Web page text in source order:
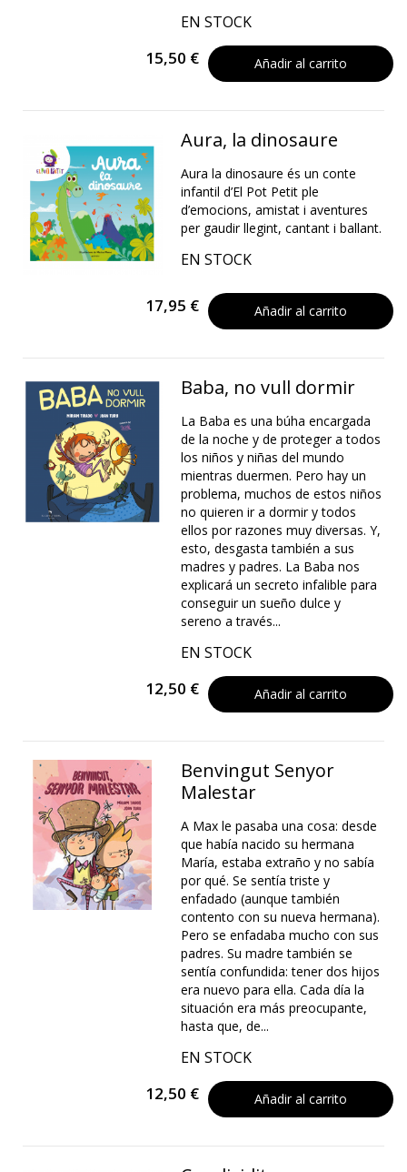
EN STOCK
15,50 € Añadir al carrito
Aura, la dinosaure
Aura la dinosaure és un conte
infantil d’El Pot Petit ple
d’emocions, amistat i aventures
per gaudir llegint, cantant i ballant.
EN STOCK
17,95 € Añadir al carrito
Baba, no vull dormir
La Baba es una búha encargada
de la noche y de proteger a todos
los niños y niñas del mundo
mientras duermen. Pero hay un
problema, muchos de estos niños
no quieren ir a dormir y todos
ellos por razones muy diversas. Y,
esto, desgasta también a sus
madres y padres. La Baba nos
explicará un secreto infalible para
conseguir un sueño dulce y
sereno a través...
EN STOCK
12,50 € Añadir al carrito
Benvingut Senyor
Malestar
A Max le pasaba una cosa: desde
que había nacido su hermana
María, estaba extraño y no sabía
por qué. Se sentía triste y
enfadado (aunque también
contento con su nueva hermana).
Pero se enfadaba mucho con sus
padres. Su madre también se
sentía confundida: tener dos hijos
era nuevo para ella. Cada día la
situación era más preocupante,
hasta que, de...
EN STOCK
12,50 € Añadir al carrito